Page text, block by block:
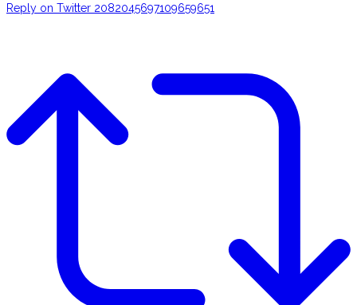
Reply on Twitter 2082045697109659651